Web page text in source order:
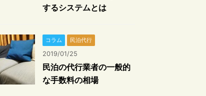
するシステムとは
コラム 民泊代行
2019/01/25
民泊の代行業者の一般的
な手数料の相場